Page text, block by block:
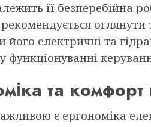
її безперебійна
його електричні та
функціонуванні
та
є ергономіка